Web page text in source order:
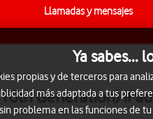
Llamadas y mensajes
Generation)
Ya sabes...
propias y de terceros para
más adaptada a tus
problema en las funciones de